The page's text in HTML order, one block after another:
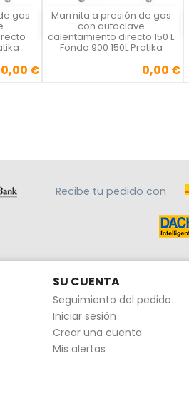
gas
0,00 €
 Marmita a presión de gas
con autoclave
calentamiento directo 150 L
Fondo 900 150L Pratika
Precio0,00 €

Vista rápida
Recibe tu pedido con
SU CUENTA
Seguimiento del pedido
Iniciar sesión
Crear una cuenta
Mis alertas